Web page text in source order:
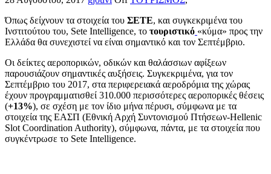
Όπως δείχνουν τα στοιχεία του ΣΕΤΕ, και συγκεκριμένα του
Ινστιτούτου του, Sete Intelligence, το τουριστικό «κύμα» προς την
Ελλάδα θα συνεχιστεί να είναι σημαντικό και τον Σεπτέμβριο.
Οι δείκτες αεροπορικών, οδικών και θαλάσσιων αφίξεων
παρουσιάζουν σημαντικές αυξήσεις. Συγκεκριμένα, για τον
Σεπτέμβριο του 2017, στα περιφερειακά αεροδρόμια της χώρας
έχουν προγραμματισθεί 310.000 περισσότερες αεροπορικές θέσεις
(+13%), σε σχέση με τον ίδιο μήνα πέρυσι, σύμφωνα με τα
στοιχεία της ΕAΣΠ (Εθνική Αρχή Συντονισμού Πτήσεων-Hellenic
Slot Coordination Authority), σύμφωνα, πάντα, με τα στοιχεία που
συγκέντρωσε το Sete Intelligence.